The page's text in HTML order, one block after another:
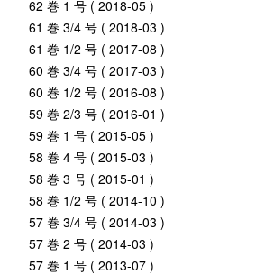
62 巻 1 号 ( 2018-05 )
61 巻 3/4 号 ( 2018-03 )
61 巻 1/2 号 ( 2017-08 )
60 巻 3/4 号 ( 2017-03 )
60 巻 1/2 号 ( 2016-08 )
59 巻 2/3 号 ( 2016-01 )
59 巻 1 号 ( 2015-05 )
58 巻 4 号 ( 2015-03 )
58 巻 3 号 ( 2015-01 )
58 巻 1/2 号 ( 2014-10 )
57 巻 3/4 号 ( 2014-03 )
57 巻 2 号 ( 2014-03 )
57 巻 1 号 ( 2013-07 )